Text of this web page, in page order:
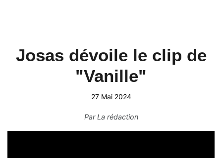
Josas dévoile le clip de
"Vanille"
27 Mai 2024
ParLa rédaction